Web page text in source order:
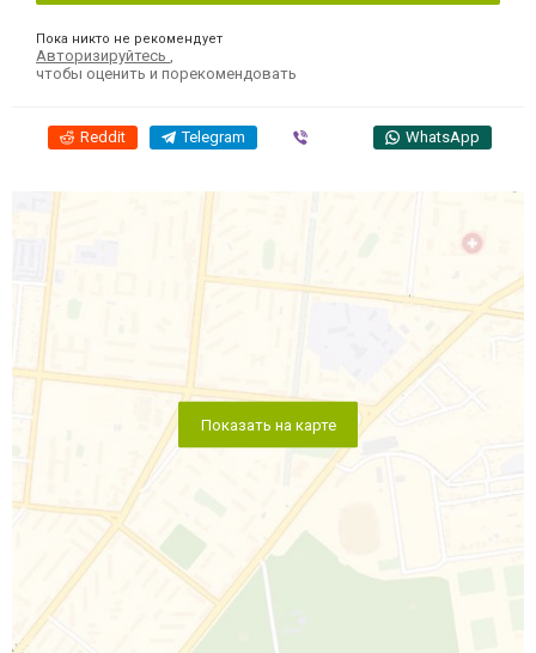
Пока никто не рекомендует
Авторизируйтесь
чтобы оценить и порекомендовать
Reddit Telegram WhatsApp
Показать на карте